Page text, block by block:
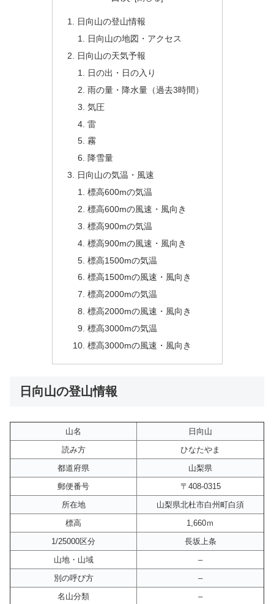
日向山の登山情報
日向山の地図・アクセス
日向山の天気予報
日の出・日の入り
雨の量・降水量（過去3時間）
気圧
雷
霧
降雪量
日向山の気温・風速
標高600mの気温
標高600mの風速・風向き
標高900mの気温
標高900mの風速・風向き
標高1500mの気温
標高1500mの風速・風向き
標高2000mの気温
標高2000mの風速・風向き
標高3000mの気温
標高3000mの風速・風向き
日向山の登山情報
山名
日向山
読み方
ひなたやま
都道府県
山梨県
郵便番号
〒408-0315
所在地
山梨県北杜市白州町白須
標高
1,660ｍ
1/25000区分
長坂上条
山地・山域
–
別の呼び方
–
名山分類
–